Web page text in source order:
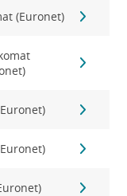
(Euronet)